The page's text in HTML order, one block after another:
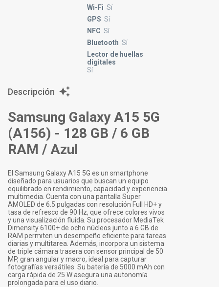
Wi-Fi Sí
GPS Sí
NFC Sí
Bluetooth Sí
Lector de huellas
digitales
Sí
Descripción
Samsung Galaxy A15 5G
(A156) - 128 GB / 6 GB
RAM / Azul
El Samsung Galaxy A15 5G es un smartphone
diseñado para usuarios que buscan un equipo
equilibrado en rendimiento, capacidad y experiencia
multimedia. Cuenta con una pantalla Super
AMOLED de 6.5 pulgadas con resolución Full HD+ y
tasa de refresco de 90 Hz, que ofrece colores vivos
y una visualización fluida. Su procesador MediaTek
Dimensity 6100+ de ocho núcleos junto a 6 GB de
RAM permiten un desempeño eficiente para tareas
diarias y multitarea. Además, incorpora un sistema
de triple cámara trasera con sensor principal de 50
MP, gran angular y macro, ideal para capturar
fotografías versátiles. Su batería de 5000 mAh con
carga rápida de 25 W asegura una autonomía
prolongada para el uso diario.